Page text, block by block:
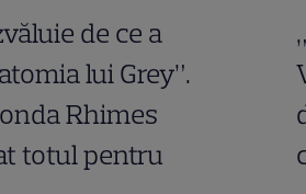
de ce a
lui Grey”.
Rhimes
totul pentru